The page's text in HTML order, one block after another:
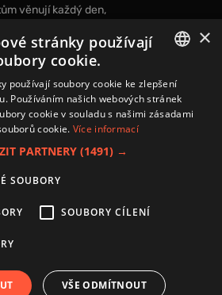
věnují každý den,
znalostí.
vyjadřujete svůj souhlas spodmínkami
.
CZECH
×
stránky používají
cookie.
používají soubory cookie ke zlepšení
Používáním našich webových stránek
cookie v souladu s našimi zásadami
cookie. Více informací
PARTNERY (1491) →
SOUBORY
SOUBORY CÍLENÍ
VŠE ODMÍTNOUT